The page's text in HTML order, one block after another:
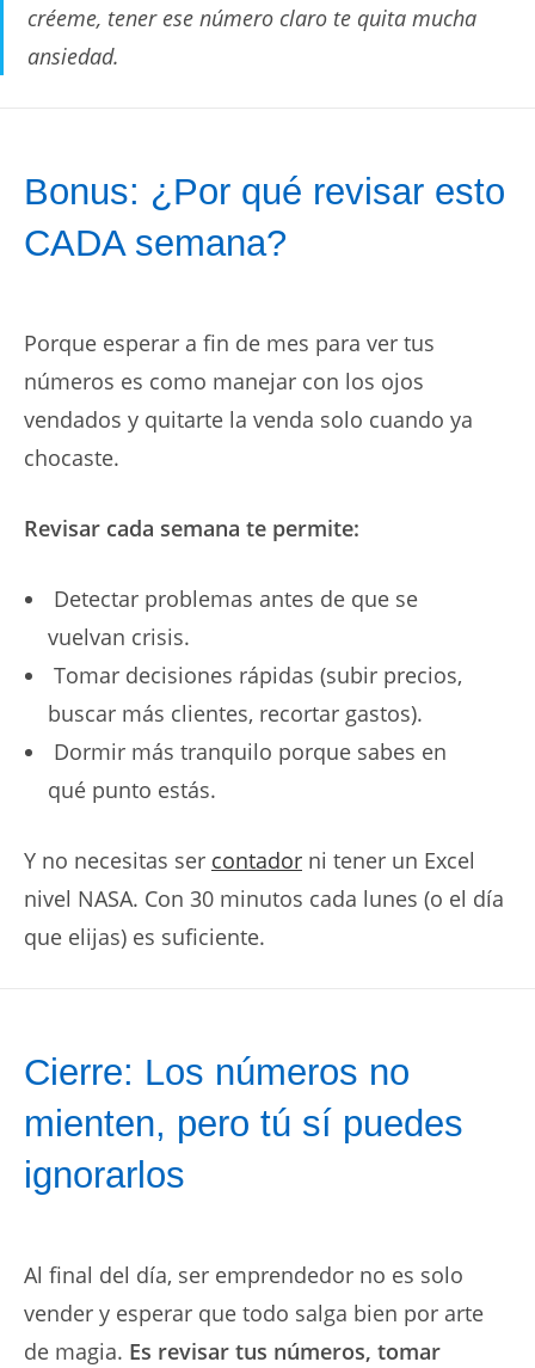
créeme, tener ese número claro te quita mucha
ansiedad.
Bonus: ¿Por qué revisar esto
CADA semana?
Porque esperar a fin de mes para ver tus
números es como manejar con los ojos
vendados y quitarte la venda solo cuando ya
chocaste.
Revisar cada semana te permite:
Detectar problemas antes de que se
vuelvan crisis.
Tomar decisiones rápidas (subir precios,
buscar más clientes, recortar gastos).
Dormir más tranquilo porque sabes en
qué punto estás.
Y no necesitas ser contador ni tener un Excel
nivel NASA. Con 30 minutos cada lunes (o el día
que elijas) es suficiente.
Cierre: Los números no
mienten, pero tú sí puedes
ignorarlos
Al final del día, ser emprendedor no es solo
vender y esperar que todo salga bien por arte
de magia. Es revisar tus números, tomar